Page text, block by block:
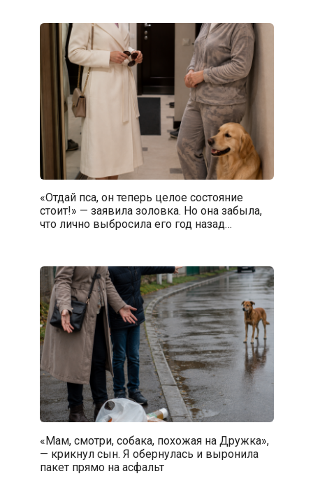
«Отдай пса, он теперь целое состояние
стоит!» — заявила золовка. Но она забыла,
что лично выбросила его год назад…
«Мам, смотри, собака, похожая на Дружка»,
— крикнул сын. Я обернулась и выронила
пакет прямо на асфальт